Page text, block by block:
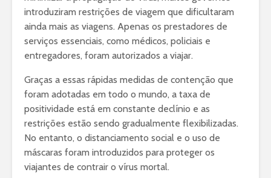
introduziram restrições de viagem que dificultaram
ainda mais as viagens. Apenas os prestadores de
serviços essenciais, como médicos, policiais e
entregadores, foram autorizados a viajar.
Graças a essas rápidas medidas de contenção que
foram adotadas em todo o mundo, a taxa de
positividade está em constante declínio e as
restrições estão sendo gradualmente flexibilizadas.
No entanto, o distanciamento social e o uso de
máscaras foram introduzidos para proteger os
viajantes de contrair o vírus mortal.